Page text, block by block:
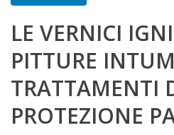
LE VERNICI
PITTURE
TRATTAMENTI
PROTEZIONE